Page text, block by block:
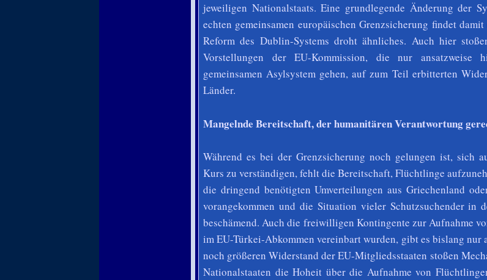
jeweiligen Nationalstaats. Eine grundlegende Änderung der
echten gemeinsamen europäischen Grenzsicherung findet
Reform des Dublin-Systems droht ähnliches. Auch hier
Vorstellungen der EU-Kommission, die nur ansatzweise
gemeinsamen Asylsystem gehen, auf zum Teil erbitterten
Länder.
Mangelnde Bereitschaft, der humanitären Verantwortung
Während es bei der Grenzsicherung noch gelungen ist, sich
Kurs zu verständigen, fehlt die Bereitschaft, Flüchtlinge
die dringend benötigten Umverteilungen aus Griechenland
vorangekommen und die Situation vieler Schutzsuchender in
beschämend. Auch die freiwilligen Kontingente zur Aufnahme
im EU-Türkei-Abkommen vereinbart wurden, gibt es bislang nur
noch größeren Widerstand der EU-Mitgliedsstaaten stoßen
Nationalstaaten die Hoheit über die Aufnahme von